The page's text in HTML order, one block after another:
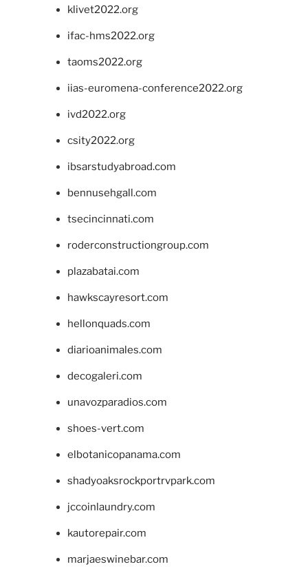
klivet2022.org
ifac-hms2022.org
taoms2022.org
iias-euromena-conference2022.org
ivd2022.org
csity2022.org
ibsarstudyabroad.com
bennusehgall.com
tsecincinnati.com
roderconstructiongroup.com
plazabatai.com
hawkscayresort.com
hellonquads.com
diarioanimales.com
decogaleri.com
unavozparadios.com
shoes-vert.com
elbotanicopanama.com
shadyoaksrockportrvpark.com
jccoinlaundry.com
kautorepair.com
marjaeswinebar.com